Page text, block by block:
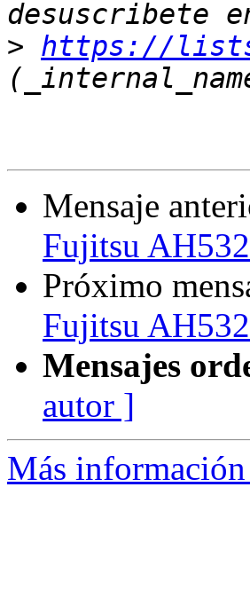
> https://
Mensaje
Fujitsu
Próximo
Fujitsu
Mensajes
autor ]
Más